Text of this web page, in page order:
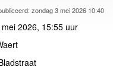
zondag 3 mei 2026 10:40
2026, 15:55 uur